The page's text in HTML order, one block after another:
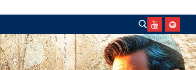
Hae: